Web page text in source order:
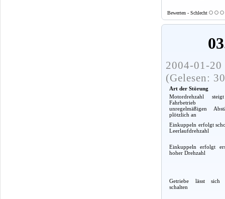
Bewerten - Schlecht
2004-01-
(Gelesen:
Art der Störung
Motordrehzahl
unregelmäßigen
plötzlich an
Einkuppeln erfolgt
Leerlaufdrehzahl
Einkuppeln erfolgt
hoher Drehzahl
Getriebe lässt sich
schalten